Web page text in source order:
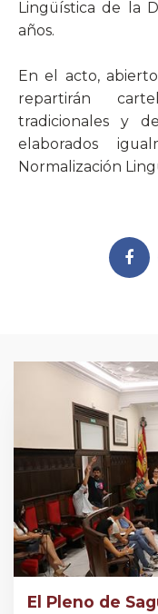
Lingüística de la
años.
En el acto,
repartirán
tradicionales y
elaborados
Normalización
El Pleno de